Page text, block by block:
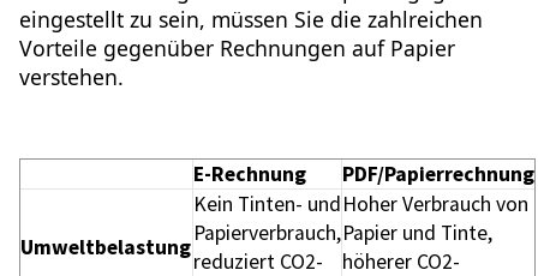
eingestellt zu sein, müssen Sie die zahlreichen
Vorteile gegenüber Rechnungen auf Papier
verstehen.
E-Rechnung PDF/Papierrechnung
Umweltbelastung
Kein Tinten- und
Papierverbrauch,
reduziert CO2-
Hoher Verbrauch von
Papier und Tinte,
höherer CO2-